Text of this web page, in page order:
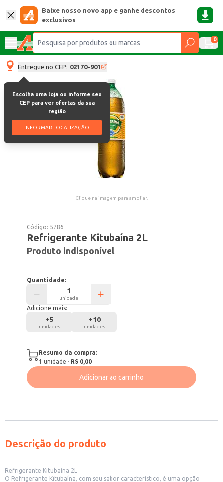
Baixe nosso novo app e ganhe descontos
exclusivos
0
Entregue no CEP: 02170-901
Escolha uma loja ou informe seu
CEP para ver ofertas da sua
região
INFORMAR LOCALIZAÇÃO
Clique na imagem para ampliar.
Código: 5786
Refrigerante Kitubaína 2L
Produto indisponível
Quantidade:
unidade
Adicione mais:
+5
unidades
+10
unidades
Resumo da compra:
1 unidade · R$ 0,00
Adicionar ao carrinho
Descrição do produto
Refrigerante Kitubaína 2L
O Refrigerante Kitubaína, com seu sabor característico, é uma opção